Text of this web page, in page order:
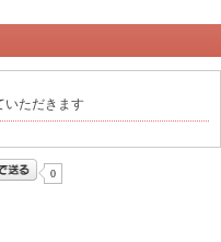
いただきます
0